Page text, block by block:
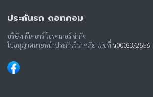
ประกันรถ ดอทคอม
บริษัท พีเคอาร์ โบรคเกอร์ จำกัด
ใบอนุญาตนายหน้าประกันวินาศภัย เลขที่ ว00023/2556